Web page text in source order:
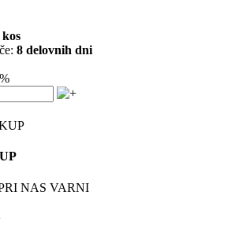
kos
8 delovnih dni
NAS VARNI